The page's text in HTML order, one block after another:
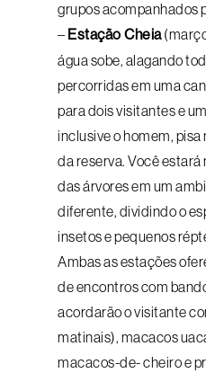
grupos acompanhados
– Estação Cheia
água sobe, alagando
percorridas em uma
para dois visitantes e
inclusive o homem, pisa
da reserva. Você
das árvores em um
diferente, dividindo o
insetos e pequenos
Ambas as estações
de encontros com
acordarão o visitante
matinais), macacos
macacos-de- cheiro e